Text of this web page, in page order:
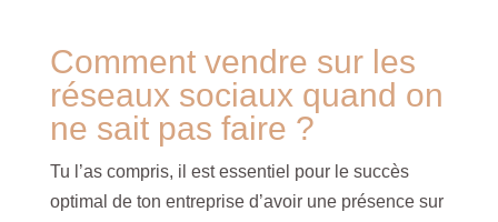
Comment vendre sur les
réseaux sociaux quand on
ne sait pas faire ?
Tu l’as compris, il est essentiel pour le succès
optimal de ton entreprise d’avoir une présence sur